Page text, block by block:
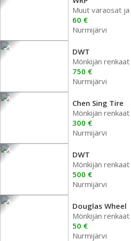
Muut varaosat
60 €
Nurmijärvi
DWT
Mönkijän
750 €
Nurmijärvi
Chen Sing Tire
Mönkijän
300 €
Nurmijärvi
DWT
Mönkijän
500 €
Nurmijärvi
Douglas Wheel
Mönkijän
50 €
Nurmijärvi